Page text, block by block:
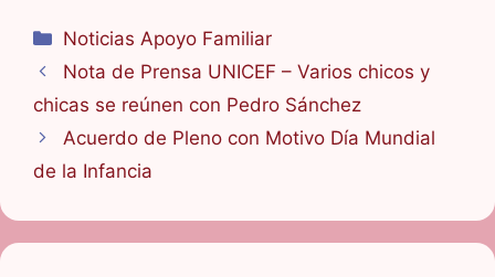
Categorías
Noticias Apoyo Familiar
Nota de Prensa UNICEF – Varios chicos y
chicas se reúnen con Pedro Sánchez
Acuerdo de Pleno con Motivo Día Mundial
de la Infancia